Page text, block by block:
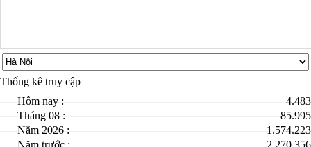
Thống kê truy cập
Hôm nay :
4.483
Tháng 08 :
85.995
Năm 2026 :
1.574.223
Năm trước :
2.270.356